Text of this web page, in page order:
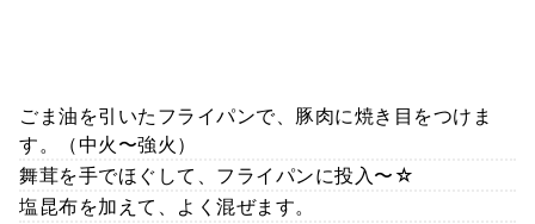
ごま油を引いたフライパンで、豚肉に焼き目をつけま
す。（中火〜強火）
舞茸を手でほぐして、フライパンに投入〜☆
塩昆布を加えて、よく混ぜます。